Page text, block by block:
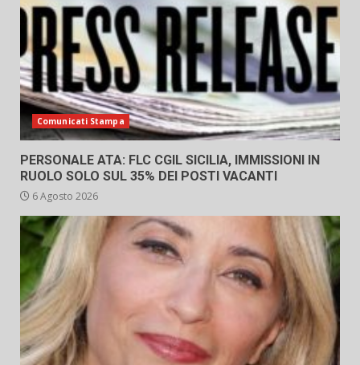
Comunicati Stampa
PERSONALE ATA: FLC CGIL SICILIA, IMMISSIONI IN
RUOLO SOLO SUL 35% DEI POSTI VACANTI
6 Agosto 2026